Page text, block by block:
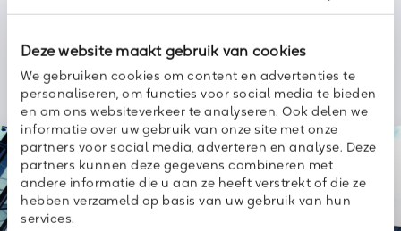
Deze website maakt gebruik van cookies
We gebruiken cookies om content en advertenties te
personaliseren, om functies voor social media te bieden
en om ons websiteverkeer te analyseren. Ook delen we
informatie over uw gebruik van onze site met onze
partners voor social media, adverteren en analyse. Deze
partners kunnen deze gegevens combineren met
andere informatie die u aan ze heeft verstrekt of die ze
hebben verzameld op basis van uw gebruik van hun
services.
We love to
keep youup
to date